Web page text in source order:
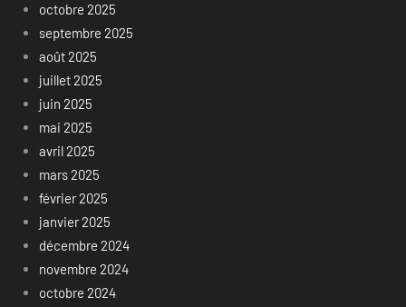
octobre 2025
septembre 2025
août 2025
juillet 2025
juin 2025
mai 2025
avril 2025
mars 2025
février 2025
janvier 2025
décembre 2024
novembre 2024
octobre 2024